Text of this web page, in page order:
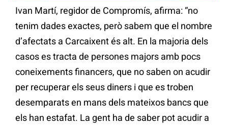
Ivan Martí, regidor de Compromís, afirma: “no
tenim dades exactes, però sabem que el nombre
d’afectats a Carcaixent és alt. En la majoria dels
casos es tracta de persones majors amb pocs
coneixements financers, que no saben on acudir
per recuperar els seus diners i que es troben
desemparats en mans dels mateixos bancs que
els han estafat. La gent ha de saber pot acudir a